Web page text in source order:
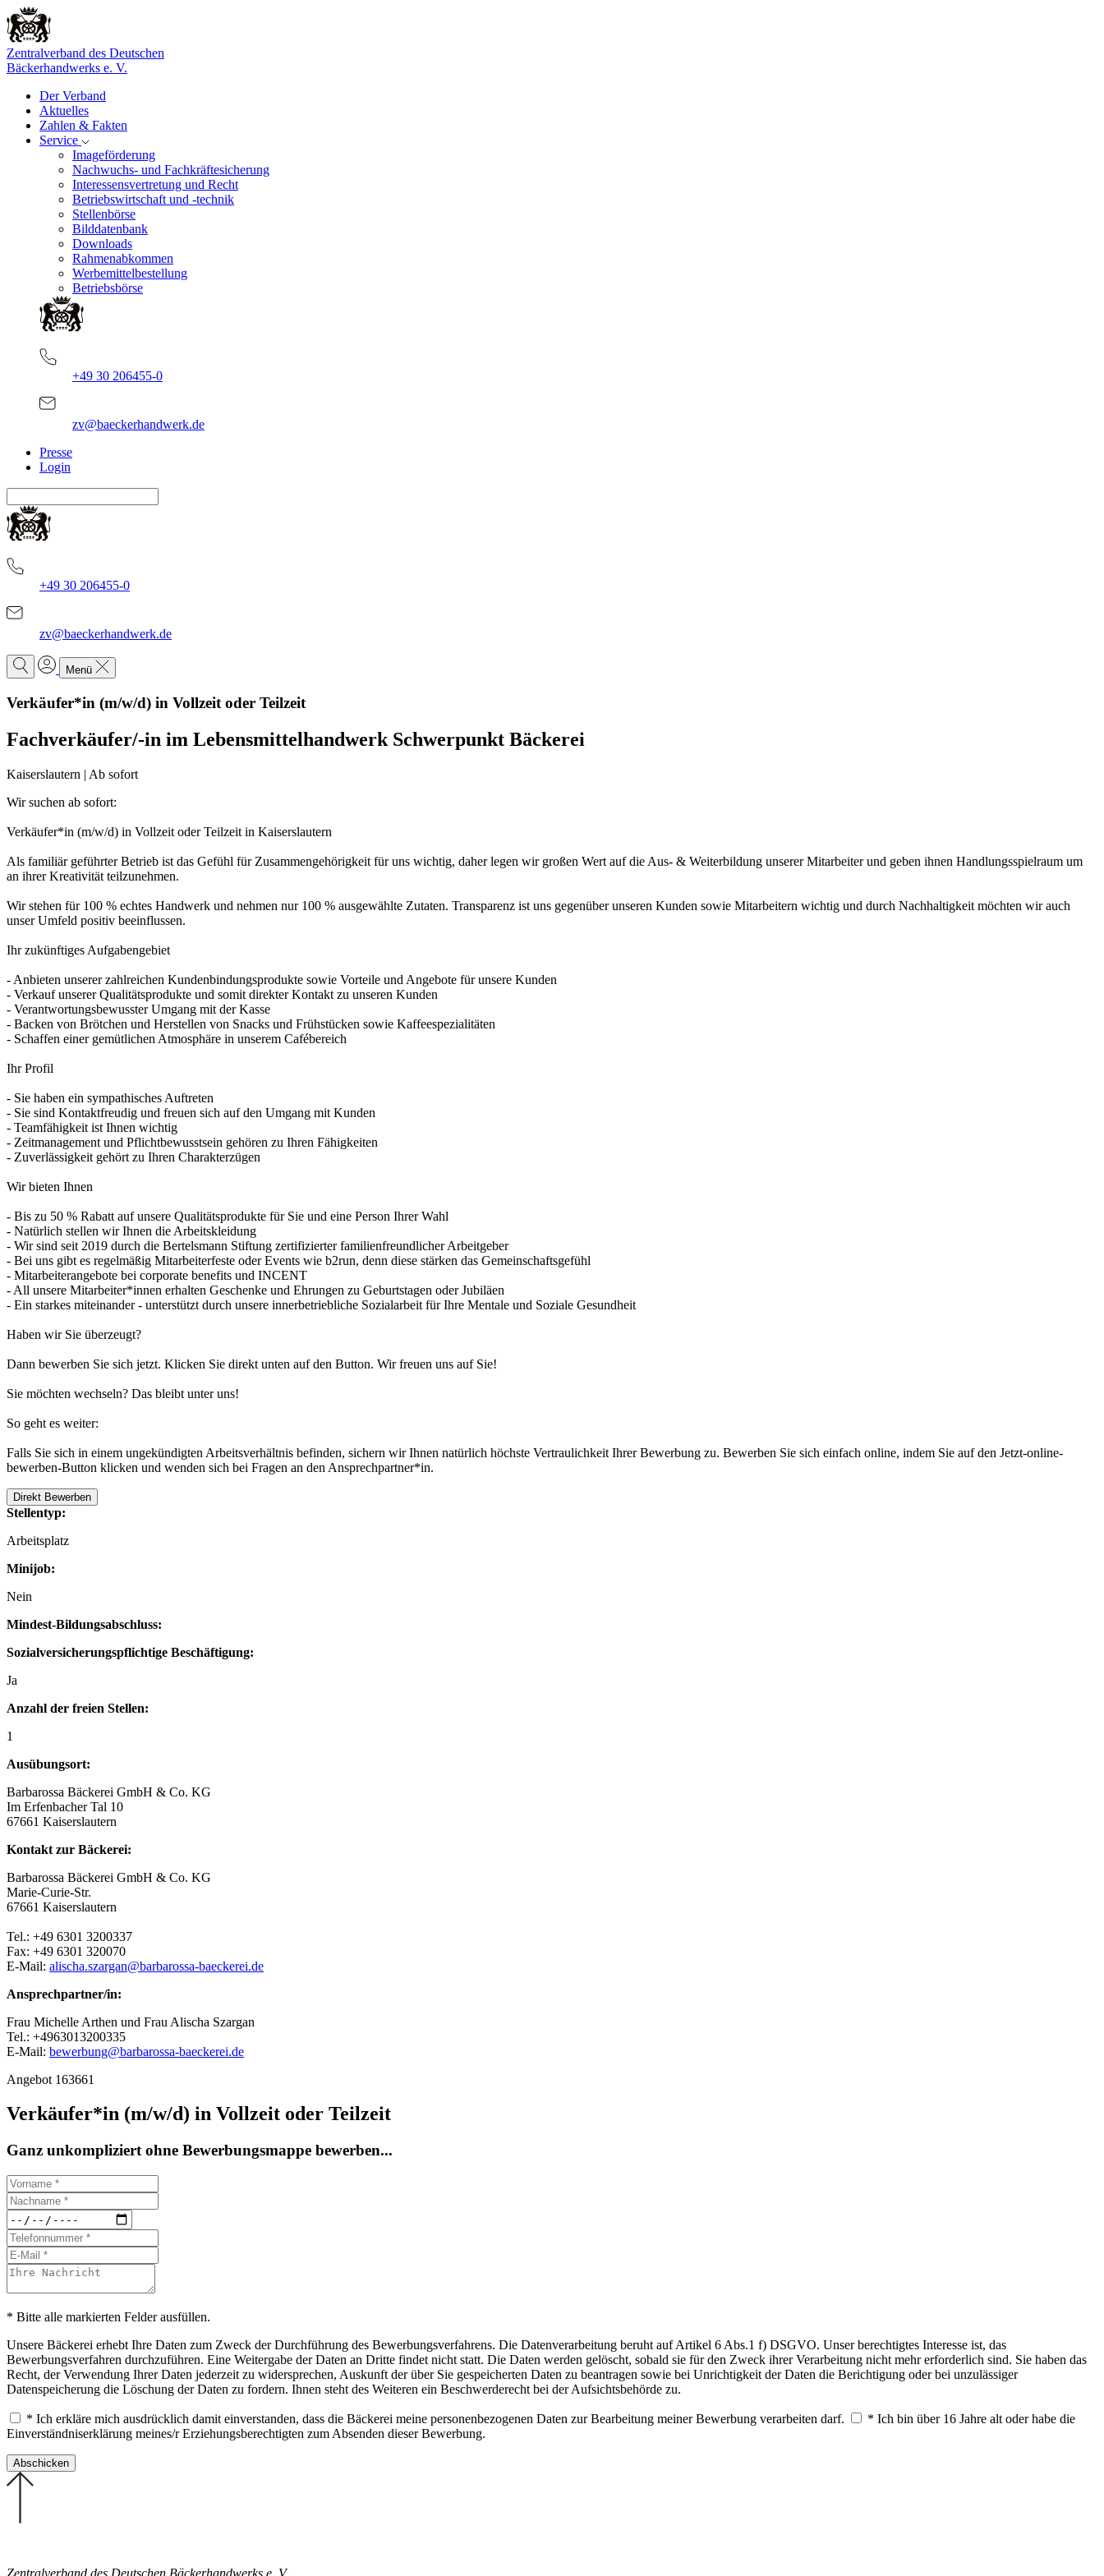
Zentralverband des Deutschen
Bäckerhandwerks e. V.
Der Verband
Aktuelles
Zahlen & Fakten
Service
Imageförderung
Nachwuchs- und Fachkräftesicherung
Interessensvertretung und Recht
Betriebswirtschaft und -technik
Stellenbörse
Bilddatenbank
Downloads
Rahmenabkommen
Werbemittelbestellung
Betriebsbörse
+49 30 206455-0
zv@baeckerhandwerk.de
Presse
Login
+49 30 206455-0
zv@baeckerhandwerk.de
Menü
Verkäufer*in (m/w/d) in Vollzeit oder Teilzeit
Fachverkäufer/-in im Lebensmittelhandwerk Schwerpunkt Bäckerei
Kaiserslautern | Ab sofort
Wir suchen ab sofort:
Verkäufer*in (m/w/d) in Vollzeit oder Teilzeit in Kaiserslautern
Als familiär geführter Betrieb ist das Gefühl für Zusammengehörigkeit für uns wichtig, daher legen wir großen Wert auf die Aus- & Weiterbildung unserer Mitarbeiter und geben ihnen Handlungsspielraum um
an ihrer Kreativität teilzunehmen.
Wir stehen für 100 % echtes Handwerk und nehmen nur 100 % ausgewählte Zutaten. Transparenz ist uns gegenüber unseren Kunden sowie Mitarbeitern wichtig und durch Nachhaltigkeit möchten wir auch
unser Umfeld positiv beeinflussen.
Ihr zukünftiges Aufgabengebiet
- Anbieten unserer zahlreichen Kundenbindungsprodukte sowie Vorteile und Angebote für unsere Kunden
- Verkauf unserer Qualitätsprodukte und somit direkter Kontakt zu unseren Kunden
- Verantwortungsbewusster Umgang mit der Kasse
- Backen von Brötchen und Herstellen von Snacks und Frühstücken sowie Kaffeespezialitäten
- Schaffen einer gemütlichen Atmosphäre in unserem Cafébereich
Ihr Profil
- Sie haben ein sympathisches Auftreten
- Sie sind Kontaktfreudig und freuen sich auf den Umgang mit Kunden
- Teamfähigkeit ist Ihnen wichtig
- Zeitmanagement und Pflichtbewusstsein gehören zu Ihren Fähigkeiten
- Zuverlässigkeit gehört zu Ihren Charakterzügen
Wir bieten Ihnen
- Bis zu 50 % Rabatt auf unsere Qualitätsprodukte für Sie und eine Person Ihrer Wahl
- Natürlich stellen wir Ihnen die Arbeitskleidung
- Wir sind seit 2019 durch die Bertelsmann Stiftung zertifizierter familienfreundlicher Arbeitgeber
- Bei uns gibt es regelmäßig Mitarbeiterfeste oder Events wie b2run, denn diese stärken das Gemeinschaftsgefühl
- Mitarbeiterangebote bei corporate benefits und INCENT
- All unsere Mitarbeiter*innen erhalten Geschenke und Ehrungen zu Geburtstagen oder Jubiläen
- Ein starkes miteinander - unterstützt durch unsere innerbetriebliche Sozialarbeit für Ihre Mentale und Soziale Gesundheit
Haben wir Sie überzeugt?
Dann bewerben Sie sich jetzt. Klicken Sie direkt unten auf den Button. Wir freuen uns auf Sie!
Sie möchten wechseln? Das bleibt unter uns!
So geht es weiter:
Falls Sie sich in einem ungekündigten Arbeitsverhältnis befinden, sichern wir Ihnen natürlich höchste Vertraulichkeit Ihrer Bewerbung zu. Bewerben Sie sich einfach online, indem Sie auf den Jetzt-online-
bewerben-Button klicken und wenden sich bei Fragen an den Ansprechpartner*in.
Direkt Bewerben
Stellentyp:
Arbeitsplatz
Minijob:
Nein
Mindest-Bildungsabschluss:
Sozialversicherungspflichtige Beschäftigung:
Ja
Anzahl der freien Stellen:
1
Ausübungsort:
Barbarossa Bäckerei GmbH & Co. KG
Im Erfenbacher Tal 10
67661 Kaiserslautern
Kontakt zur Bäckerei:
Barbarossa Bäckerei GmbH & Co. KG
Marie-Curie-Str.
67661 Kaiserslautern
Tel.: +49 6301 3200337
Fax: +49 6301 320070
E-Mail: alischa.szargan@barbarossa-baeckerei.de
Ansprechpartner/in:
Frau Michelle Arthen und Frau Alischa Szargan
Tel.: +4963013200335
E-Mail: bewerbung@barbarossa-baeckerei.de
Angebot 163661
Verkäufer*in (m/w/d) in Vollzeit oder Teilzeit
Ganz unkompliziert ohne Bewerbungsmappe bewerben...
* Bitte alle markierten Felder ausfüllen.
Unsere Bäckerei erhebt Ihre Daten zum Zweck der Durchführung des Bewerbungsverfahrens. Die Datenverarbeitung beruht auf Artikel 6 Abs.1 f) DSGVO. Unser berechtigtes Interesse ist, das
Bewerbungsverfahren durchzuführen. Eine Weitergabe der Daten an Dritte findet nicht statt. Die Daten werden gelöscht, sobald sie für den Zweck ihrer Verarbeitung nicht mehr erforderlich sind. Sie haben das
Recht, der Verwendung Ihrer Daten jederzeit zu widersprechen, Auskunft der über Sie gespeicherten Daten zu beantragen sowie bei Unrichtigkeit der Daten die Berichtigung oder bei unzulässiger
Datenspeicherung die Löschung der Daten zu fordern. Ihnen steht des Weiteren ein Beschwerderecht bei der Aufsichtsbehörde zu.
* Ich erkläre mich ausdrücklich damit einverstanden, dass die Bäckerei meine personenbezogenen Daten zur Bearbeitung meiner Bewerbung verarbeiten darf.
* Ich bin über 16 Jahre alt oder habe die
Einverständniserklärung meines/r Erziehungsberechtigten zum Absenden dieser Bewerbung.
Zentralverband des Deutschen Bäckerhandwerks e. V.